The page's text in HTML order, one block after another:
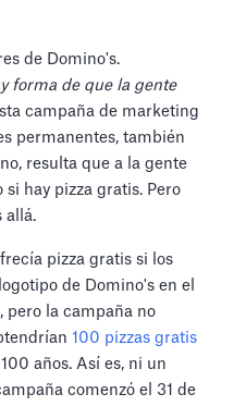
de Domino's.
forma de que la gente
campaña de marketing
permanentes, también
resulta que a la gente
hay pizza gratis. Pero
allá.
pizza gratis si los
de Domino's en el
pero la campaña no
100 pizzas gratis
años. Así es, ni un
comenzó el 31 de